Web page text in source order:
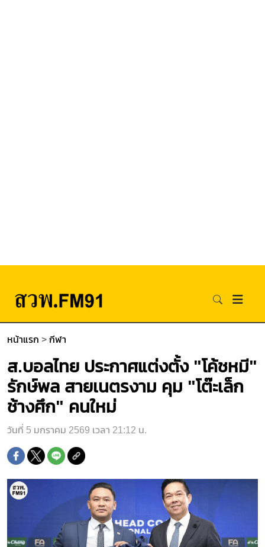
หน้าแรก > กีฬา
ส.บอลไทย ประกาศแต่งตั้ง "โค้ชหมี"
รักษ์พล สายเนตรงาม คุม "โต๊ะเล็ก
ช้างศึก" คนใหม่
วันที่ 5 มกราคม 2569 เวลา 21:12 น.